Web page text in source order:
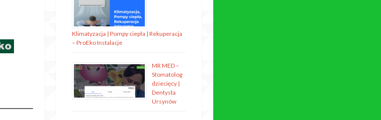
Klimatyzacja | Pompy ciepła | Rekuperacja
– ProEko Instalacje
MR MED –
Stomatolog
dziecięcy |
Dentysta
Ursynów